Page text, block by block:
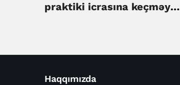
praktiki icrasına keçməyin
Haqqımızda